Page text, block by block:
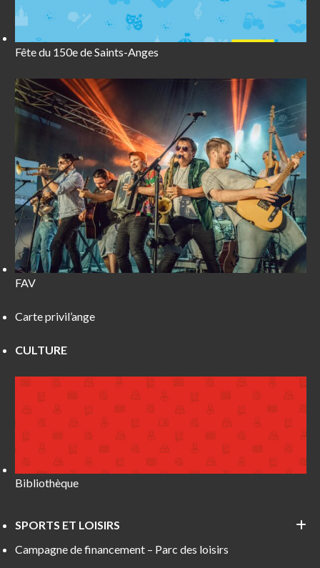
Fête du 150e de Saints-Anges
FAV
Carte privil’ange
CULTURE
Bibliothèque
SPORTS ET LOISIRS
Campagne de financement – Parc des loisirs